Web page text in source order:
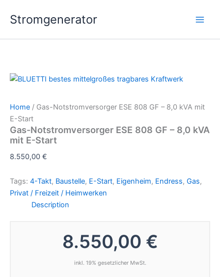
Stromgenerator
Home / Gas-Notstromversorger ESE 808 GF – 8,0 kVA mit
E-Start
Gas-Notstromversorger ESE 808 GF – 8,0 kVA
mit E-Start
8.550,00 €
Tags: 4-Takt, Baustelle, E-Start, Eigenheim, Endress, Gas,
Privat / Freizeit / Heimwerken
Description
8.550,00 €
inkl. 19% gesetzlicher MwSt.